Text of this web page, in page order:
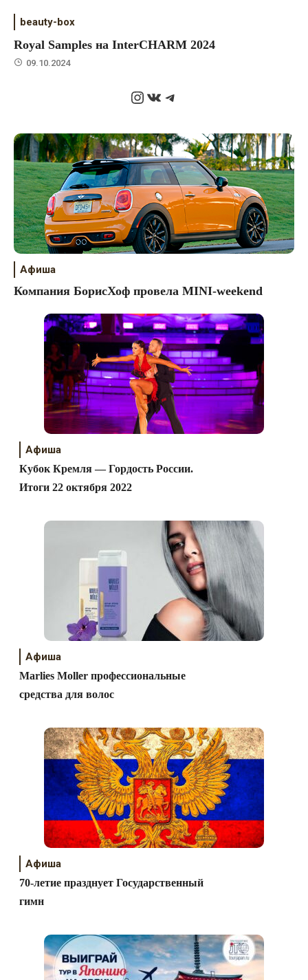
beauty-box
Royal Samples на InterCHARM 2024
09.10.2024
Instagram
ВКонтакте
Telegram
Афиша
Компания БорисХоф провела MINI-weekend
Афиша
Кубок Кремля — Гордость России.
Итоги 22 октября 2022
Афиша
Marlies Moller профессиональные
средства для волос
Афиша
70-летие празднует Государственный
гимн